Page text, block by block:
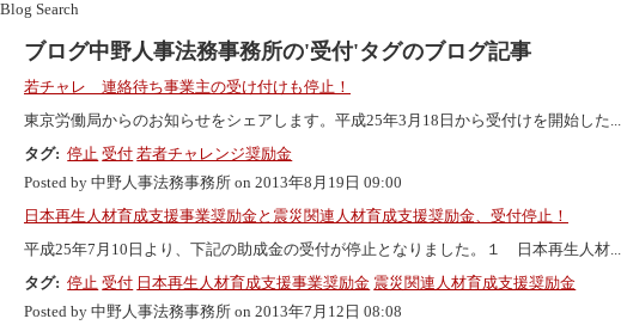
Blog Search
ブログ中野人事法務事務所の'受付'タグのブログ記事
若チャレ 連絡待ち事業主の受け付けも停止！
東京労働局からのお知らせをシェアします。平成25年3月18日から受付けを開始した...
タグ: 停止 受付 若者チャレンジ奨励金
Posted by 中野人事法務事務所 on 2013年8月19日 09:00
日本再生人材育成支援事業奨励金と震災関連人材育成支援奨励金、受付停止！
平成25年7月10日より、下記の助成金の受付が停止となりました。１ 日本再生人材...
タグ: 停止 受付 日本再生人材育成支援事業奨励金 震災関連人材育成支援奨励金
Posted by 中野人事法務事務所 on 2013年7月12日 08:08